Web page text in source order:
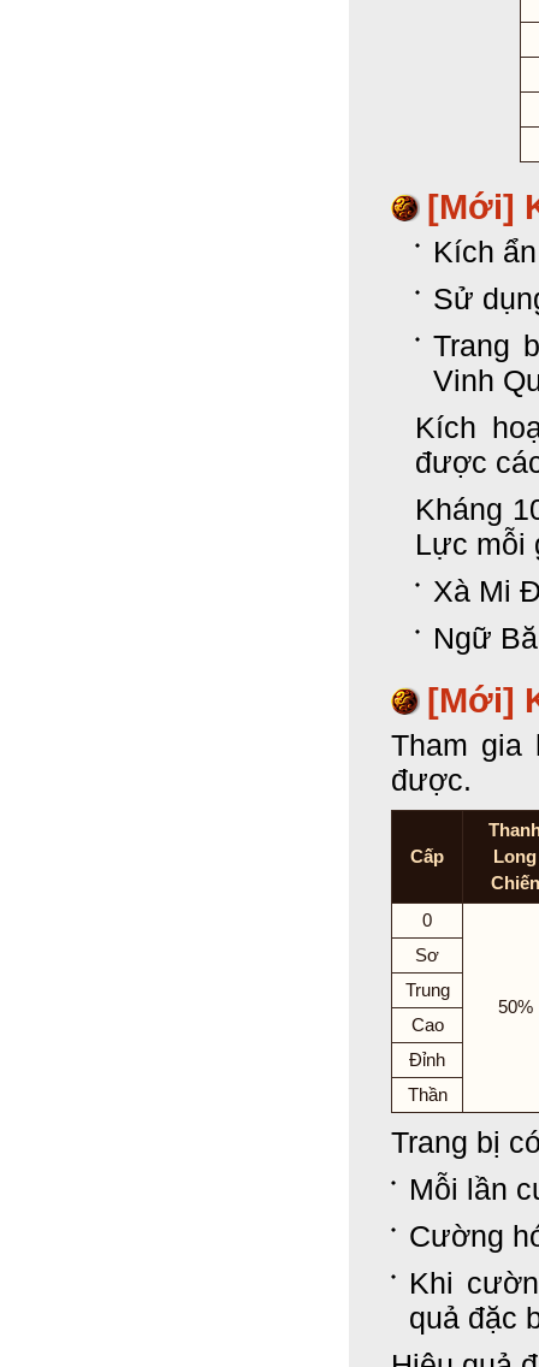
[Mới]
Kích
Sử
Trang
Vinh
Kích
được
Kháng
Lực mỗi
Xà Mi
Ngữ
[Mới]
Tham gia
được.
Cấp
Long
Chiến
0
50%
Sơ
Trung
Cao
Đỉnh
Thần
Trang bị
Mỗi lần
Cường
Khi
quả đặc